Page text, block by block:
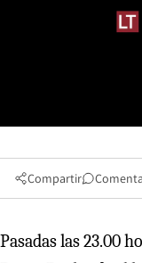
Compartir
Pasadas las 23.00